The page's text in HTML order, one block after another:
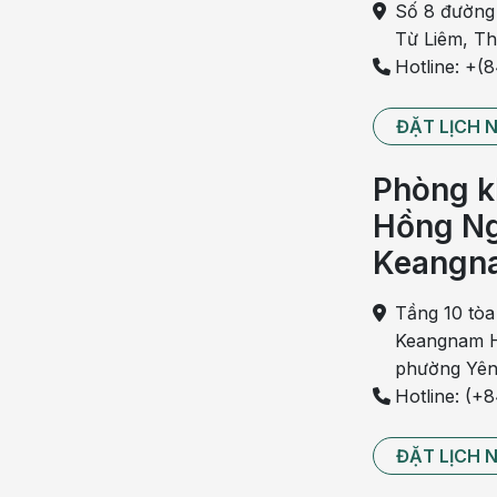
quy trình khám tối ưu, không gian điều trị hiện
Chuyên khoa Hô hấp BVĐK Hồng
Chuyên khoa tiếp nhận khám, chẩn đoán và
Nhóm bệnh cấp tính thường có diễn tiến
biệt ở trẻ nhỏ, người cao tuổi hoặc người có bệnh
Nhiều bệnh lý hô hấp được điều trị tại Chuyên
Số 8
Từ Liêm,
Hotline:
ĐẶT LỊCH
Phòng
Hồng
Tầng 10
Keangnam
phường
Hotline:
ĐẶT LỊCH